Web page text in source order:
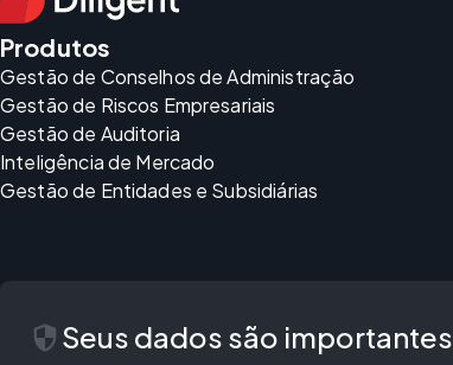
Produtos
Gestão de Conselhos de Administração
Gestão de Riscos Empresariais
Gestão de Auditoria
Inteligência de Mercado
Gestão de Entidades e Subsidiárias
security Seus dados são importantes